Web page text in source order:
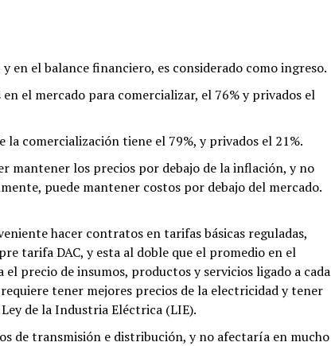
en el balance financiero, es considerado como ingreso.
el mercado para comercializar, el 76% y privados el
la comercialización tiene el 79%, y privados el 21%.
mantener los precios por debajo de la inflación, y no
puede mantener costos por debajo del mercado.
hacer contratos en tarifas básicas reguladas,
tarifa DAC, y esta al doble que el promedio en el
precio de insumos, productos y servicios ligado a cada
tener mejores precios de la electricidad y tener
de la Industria Eléctrica (LIE).
de transmisión e distribución, y no afectaría en mucho